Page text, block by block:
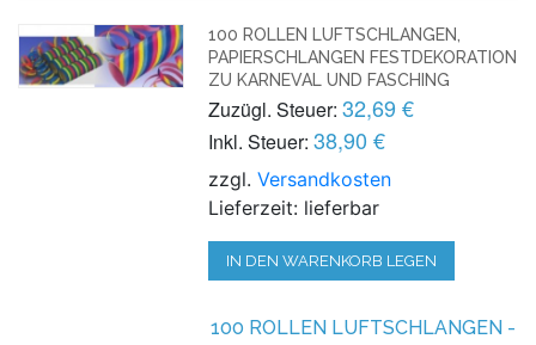
100 ROLLEN LUFTSCHLANGEN,
PAPIERSCHLANGEN FESTDEKORATION
ZU KARNEVAL UND FASCHING
Zuzügl. Steuer: 32,69 €
Inkl. Steuer: 38,90 €
zzgl.Versandkosten
Lieferzeit: lieferbar
IN DEN WARENKORB LEGEN
100 ROLLEN LUFTSCHLANGEN -